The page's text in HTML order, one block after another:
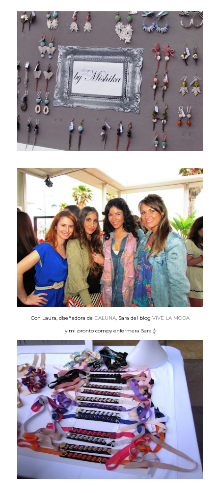
Con Laura, diseñadora de DALUNA, Sara del blog VIVE LA MODA
y mi pronto compy enfermera Sara ;)